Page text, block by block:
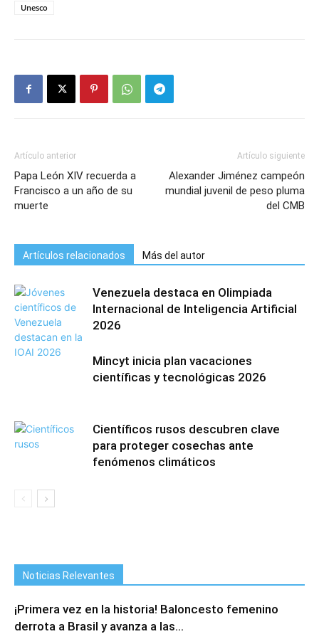
Unesco
Artículo anterior
Papa León XIV recuerda a
Francisco a un año de su
muerte
Artículo siguiente
Alexander Jiménez campeón
mundial juvenil de peso pluma
del CMB
Artículos relacionados Más del autor
Venezuela destaca en Olimpiada
Internacional de Inteligencia Artificial
2026
Mincyt inicia plan vacaciones
científicas y tecnológicas 2026
Científicos rusos descubren clave
para proteger cosechas ante
fenómenos climáticos
Noticias Relevantes
¡Primera vez en la historia! Baloncesto femenino
derrota a Brasil y avanza a las...